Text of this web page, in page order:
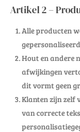
Artikel 2 –
Alle producten
Hout en andere
afwijkingen
dit vormt geen
Klanten zijn zelf
van correcte